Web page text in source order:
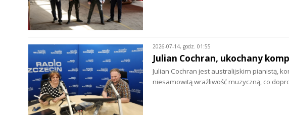
2026-07-14, godz. 01:55
Julian Cochran, ukochany
Julian Cochran jest australijskim pianistą,
niesamowitą wrażliwość muzyczną, co